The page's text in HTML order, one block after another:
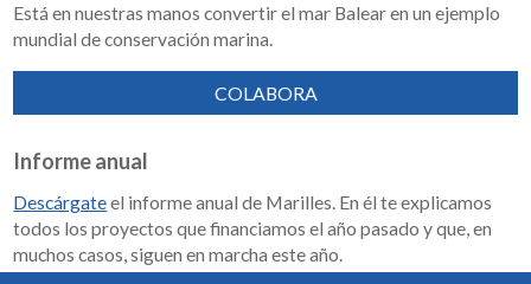
Está en nuestras manos convertir el mar Balear en un ejemplo
mundial de conservación marina.
COLABORA
Informe anual
Descárgateel informe anual de Marilles. En él te explicamos
todos los proyectos que financiamos el año pasado y que, en
muchos casos, siguen en marcha este año.